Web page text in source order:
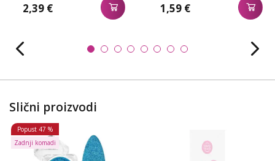
2,39 € 1,59 €
Slični proizvodi
Popust 47 %
Zadnji komadi